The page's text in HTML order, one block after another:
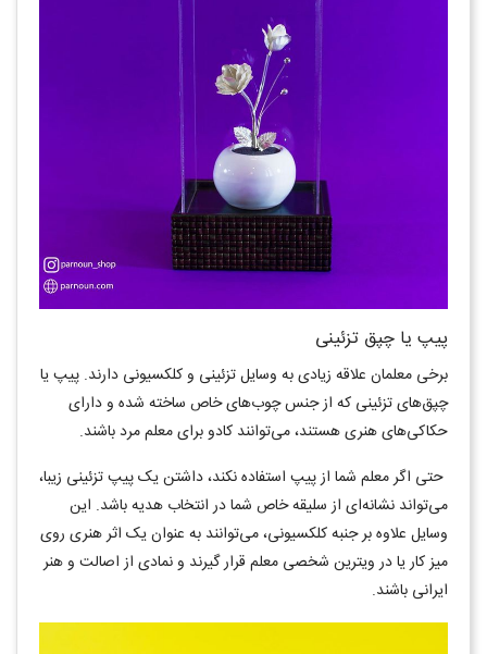
پیپ یا چپق تزئینی
برخی معلمان علاقه زیادی به وسایل تزئینی و کلکسیونی دارند. پیپ یا
چپق‌های تزئینی که از جنس چوب‌های خاص ساخته شده و دارای
حکاکی‌های هنری هستند، می‌توانند کادو برای معلم مرد باشند.
حتی اگر معلم شما از پیپ استفاده نکند، داشتن یک پیپ تزئینی زیبا،
می‌تواند نشانه‌ای از سلیقه خاص شما در انتخاب هدیه باشد. این
وسایل علاوه بر جنبه کلکسیونی، می‌توانند به عنوان یک اثر هنری روی
میز کار یا در ویترین شخصی معلم قرار گیرند و نمادی از اصالت و هنر
ایرانی باشند.